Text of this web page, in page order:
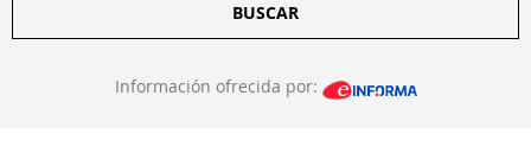
BUSCAR
Información ofrecida por: